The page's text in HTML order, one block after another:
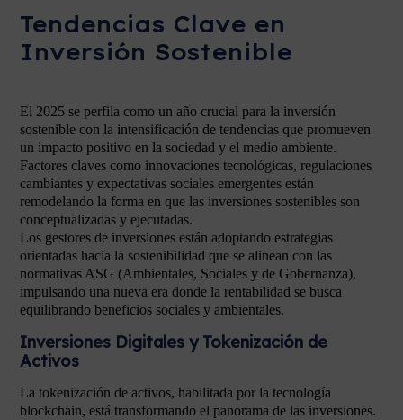
Tendencias Clave en
Inversión Sostenible
El 2025 se perfila como un año crucial para la inversión
sostenible con la intensificación de tendencias que promueven
un impacto positivo en la sociedad y el medio ambiente.
Factores claves como innovaciones tecnológicas, regulaciones
cambiantes y expectativas sociales emergentes están
remodelando la forma en que las inversiones sostenibles son
conceptualizadas y ejecutadas.
Los gestores de inversiones están adoptando estrategias
orientadas hacia la sostenibilidad que se alinean con las
normativas ASG (Ambientales, Sociales y de Gobernanza),
impulsando una nueva era donde la rentabilidad se busca
equilibrando beneficios sociales y ambientales.
Inversiones Digitales y Tokenización de
Activos
La tokenización de activos, habilitada por la tecnología
blockchain, está transformando el panorama de las inversiones.